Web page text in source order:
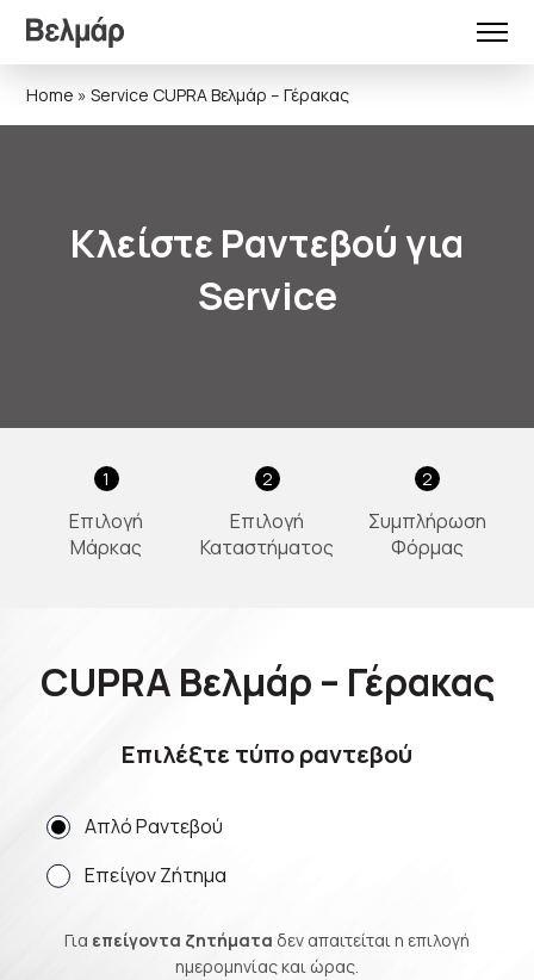
Home » Service CUPRA Βελμάρ – Γέρακας
Κλείστε Ραντεβού για
Service
1
Επιλογή
Μάρκας
2
Επιλογή
Καταστήματος
2
Συμπλήρωση
Φόρμας
CUPRA Βελμάρ – Γέρακας
Επιλέξτε τύπο ραντεβού
Απλό Ραντεβού
Επείγον Ζήτημα
Για επείγοντα ζητήματα δεν απαιτείται η επιλογή
ημερομηνίας και ώρας.